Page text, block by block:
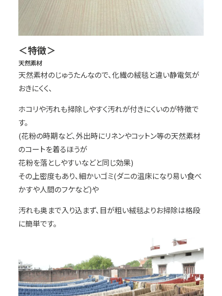
＜特徴＞
天然素材
天然素材のじゅうたんなので、化繊の絨毯と違い静電気が
おきにくく、
ホコリや汚れも掃除しやすく汚れが付きにくいのが特徴で
す。
(花粉の時期など、外出時にリネンやコットン等の天然素材
のコートを着るほうが
花粉を落としやすいなどと同じ効果)
その上密度もあり、細かいゴミ(ダニの温床になり易い食べ
かすや人間のフケなど)や
汚れも奥まで入り込まず、目が粗い絨毯よりお掃除は格段
に簡単です。